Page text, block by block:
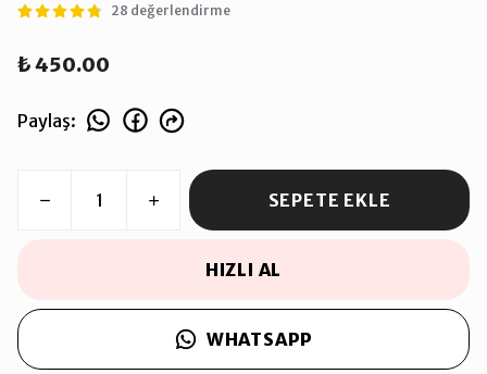
28 değerlendirme
₺ 450.00
Paylaş:
SEPETE EKLE
HIZLI AL
WHATSAPP